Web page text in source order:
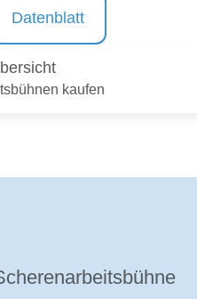
Datenblatt
kaufen